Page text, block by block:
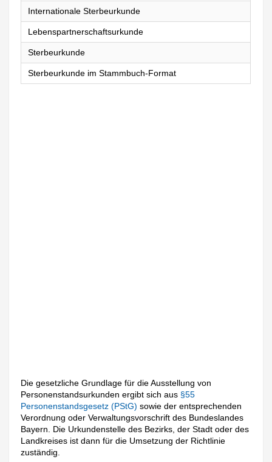
Internationale Sterbeurkunde
Lebenspartnerschaftsurkunde
Sterbeurkunde
Sterbeurkunde im Stammbuch-Format
Die gesetzliche Grundlage für die Ausstellung von
Personenstandsurkunden ergibt sich aus §55
Personenstandsgesetz (PStG)sowie der entsprechenden
Verordnung oder Verwaltungsvorschrift des Bundeslandes
Bayern. Die Urkundenstelle des Bezirks, der Stadt oder des
Landkreises ist dann für die Umsetzung der Richtlinie
zuständig.